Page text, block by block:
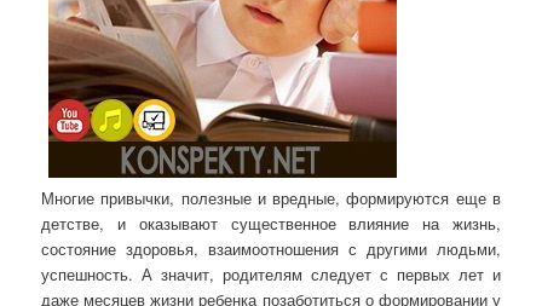
Многие привычки, полезные и вредные, формируются еще в
детстве, и оказывают существенное влияние на жизнь,
состояние здоровья, взаимоотношения с другими людьми,
успешность. А значит, родителям следует с первых лет и
даже месяцев жизни ребенка позаботиться о формировании у